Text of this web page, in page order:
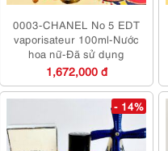
0003-CHANEL No 5 EDT
vaporisateur 100ml-Nước
hoa nữ-Đã sử dụng
1,672,000 đ
- 14%